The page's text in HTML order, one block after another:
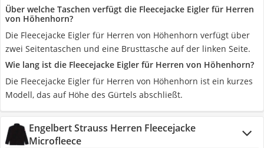
Über welche Taschen verfügt die Fleecejacke Eigler für Herren
von Höhenhorn?
Die Fleecejacke Eigler für Herren von Höhenhorn verfügt über
zwei Seitentaschen und eine Brusttasche auf der linken Seite.
Wie lang ist die Fleecejacke Eigler für Herren von Höhenhorn?
Die Fleecejacke Eigler für Herren von Höhenhorn ist ein kurzes
Modell, das auf Höhe des Gürtels abschließt.
Engelbert Strauss Herren Fleecejacke
Microfleece